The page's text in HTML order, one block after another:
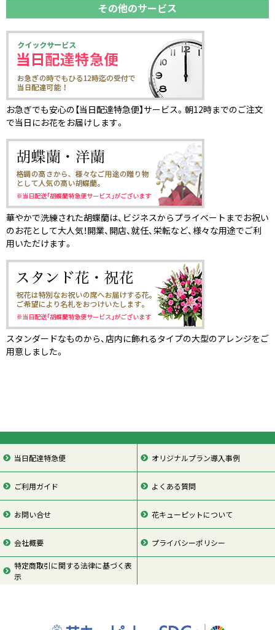
その他のサービス
お急ぎでも安心の【当日配達特急便】サービス。朝12時までのご注文
で当日にお花をお届けします。
華やかで洗練された胡蝶蘭は、ビジネスからプライベートまでお祝い
のお花として大人気！開業、開店、就任、栄転など、様々な用途でご利
用いただけます。
スタンダードなものから、店内に飾れるタイプの大型のアレンジをご
用意しました。
当日配達特急便 オリジナルプラン導入事例
ご利用ガイド よくある質問
お問い合せ 花キューピットについて
会社概要 プライバシーポリシー
特定商取引に関する法律に基づく表
示